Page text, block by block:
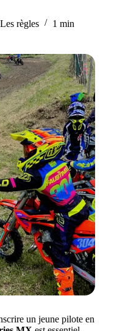
règles 1 min
un jeune pilote en